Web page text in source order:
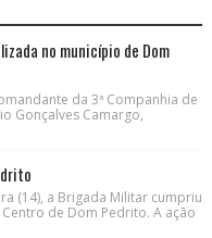
no município de Dom
da 3ª Companhia de
Gonçalves Camargo,
(14), a Brigada Militar cumpriu
de Dom Pedrito. A ação